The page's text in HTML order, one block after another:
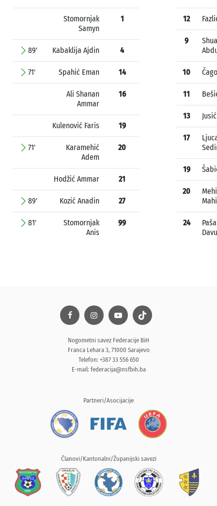
Stomornjak
Samyn
1
89' Kabaklija Ajdin 4
71' Spahić Eman 14
Ali Shanan
Ammar
16
Kulenović Faris 19
71'
Karamehić
Adem
20
Hodžić Ammar 21
89' Kozić Anadin 27
81'
Stomornjak
Anis
99
12
9
10
11
13
17
19
20
24
Nogometni savez Federacije BiH
Franca Lehara 3, 71000 Sarajevo
Telefon: +387 33 556 650
E-mail: federacija@nsfbih.ba
Partneri/Asocijacije
Članovi/Kantonalni/Županijski savezi